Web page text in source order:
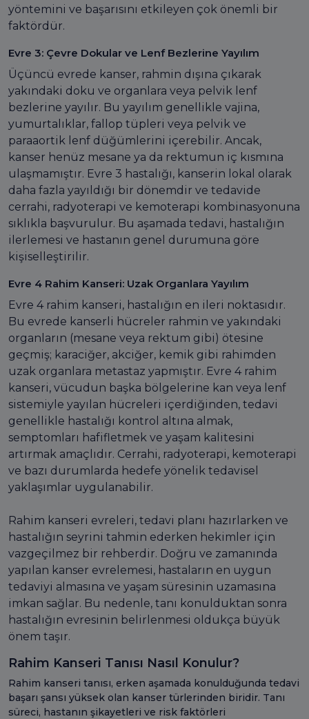
yöntemini ve başarısını etkileyen çok önemli bir
faktördür.
Evre 3: Çevre Dokular ve Lenf Bezlerine Yayılım
Üçüncü evrede kanser, rahmin dışına çıkarak
yakındaki doku ve organlara veya pelvik lenf
bezlerine yayılır. Bu yayılım genellikle vajina,
yumurtalıklar, fallop tüpleri veya pelvik ve
paraaortik lenf düğümlerini içerebilir. Ancak,
kanser henüz mesane ya da rektumun iç kısmına
ulaşmamıştır. Evre 3 hastalığı, kanserin lokal olarak
daha fazla yayıldığı bir dönemdir ve tedavide
cerrahi, radyoterapi ve kemoterapi kombinasyonuna
sıklıkla başvurulur. Bu aşamada tedavi, hastalığın
ilerlemesi ve hastanın genel durumuna göre
kişiselleştirilir.
Evre 4 Rahim Kanseri: Uzak Organlara Yayılım
Evre 4 rahim kanseri, hastalığın en ileri noktasıdır.
Bu evrede kanserli hücreler rahmin ve yakındaki
organların (mesane veya rektum gibi) ötesine
geçmiş; karaciğer, akciğer, kemik gibi rahimden
uzak organlara metastaz yapmıştır. Evre 4 rahim
kanseri, vücudun başka bölgelerine kan veya lenf
sistemiyle yayılan hücreleri içerdiğinden, tedavi
genellikle hastalığı kontrol altına almak,
semptomları hafifletmek ve yaşam kalitesini
artırmak amaçlıdır. Cerrahi, radyoterapi, kemoterapi
ve bazı durumlarda hedefe yönelik tedavisel
yaklaşımlar uygulanabilir.
Rahim kanseri evreleri, tedavi planı hazırlarken ve
hastalığın seyrini tahmin ederken hekimler için
vazgeçilmez bir rehberdir. Doğru ve zamanında
yapılan kanser evrelemesi, hastaların en uygun
tedaviyi almasına ve yaşam süresinin uzamasına
imkan sağlar. Bu nedenle, tanı konulduktan sonra
hastalığın evresinin belirlenmesi oldukça büyük
önem taşır.
Rahim Kanseri Tanısı Nasıl Konulur?
Rahim kanseri tanısı, erken aşamada konulduğunda tedavi
başarı şansı yüksek olan kanser türlerinden biridir. Tanı
süreci, hastanın şikayetleri ve risk faktörleri